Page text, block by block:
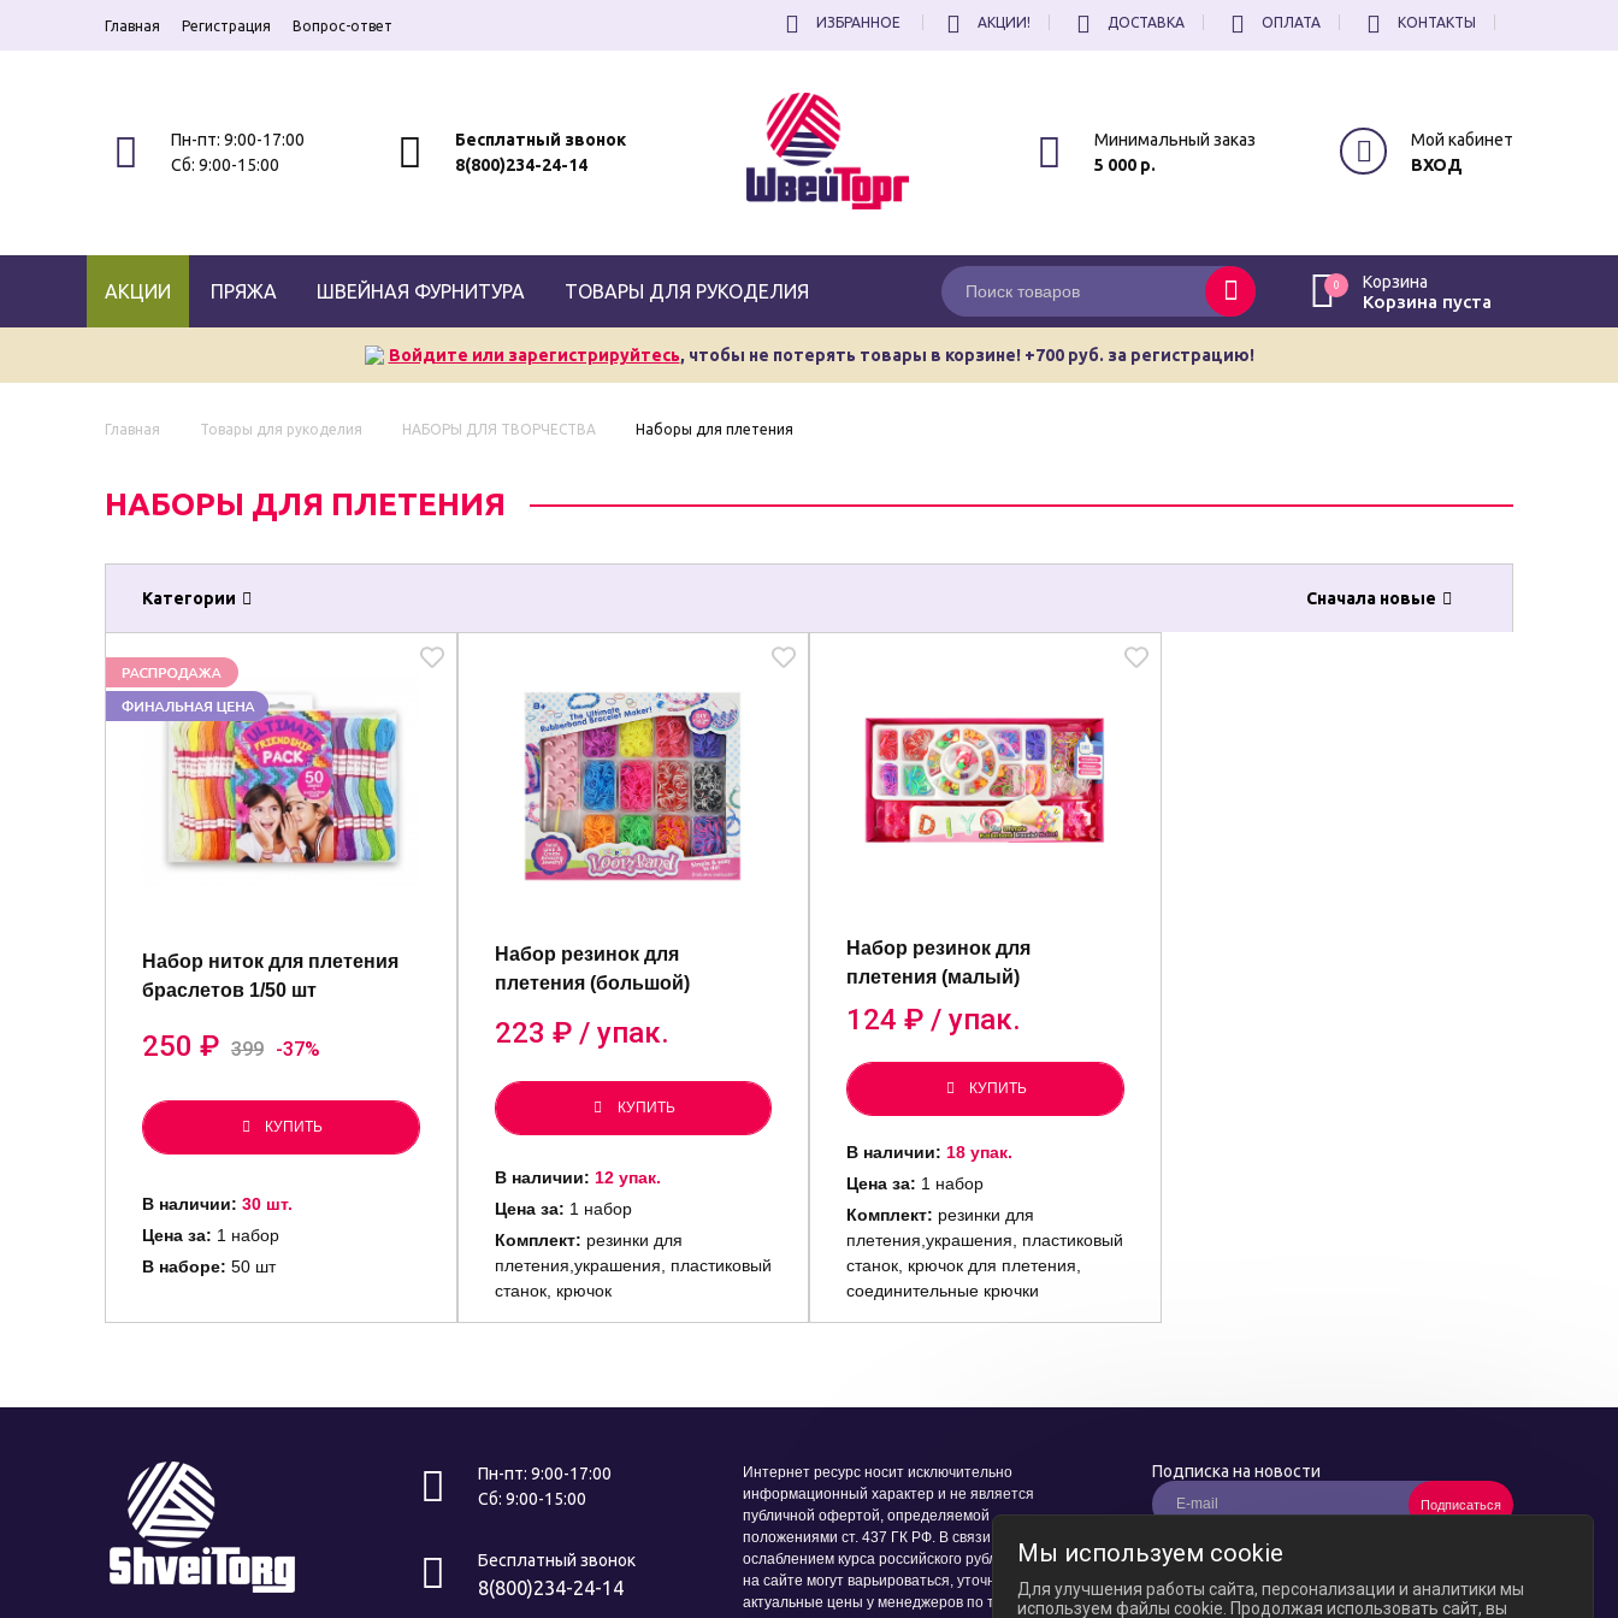
Главная Регистрация Вопрос-ответ ИЗБРАННОЕ АКЦИИ! ДОСТАВКА ОПЛАТА КОНТАКТЫ
Пн-пт: 9:00-17:00
Сб: 9:00-15:00
Бесплатный звонок
8(800)234-24-14
Минимальный заказ
5 000 р.
Мой кабинет
ВХОД
АКЦИИ ПРЯЖА ШВЕЙНАЯ ФУРНИТУРА ТОВАРЫ ДЛЯ РУКОДЕЛИЯ 0 Корзина
Корзина пуста
Войдите или зарегистрируйтесь, чтобы не потерять товары в корзине! +700 руб. за регистрацию!
Главная Товары для рукоделия НАБОРЫ ДЛЯ ТВОРЧЕСТВА Наборы для плетения
НАБОРЫ ДЛЯ ПЛЕТЕНИЯ
Категории Сначала новые
Набор ниток для плетения
браслетов 1/50 шт
250 ₽ 399 -37%
КУПИТЬ
В наличии: 30 шт.
Цена за: 1 набор
В наборе: 50 шт
Набор резинок для
плетения (большой)
223 ₽ / упак.
КУПИТЬ
В наличии: 12 упак.
Цена за: 1 набор
Комплект: резинки для
плетения,украшения, пластиковый
станок, крючок
Набор резинок для
плетения (малый)
124 ₽ / упак.
КУПИТЬ
В наличии: 18 упак.
Цена за: 1 набор
Комплект: резинки для
плетения,украшения, пластиковый
станок, крючок для плетения,
соединительные крючки
Пн-пт: 9:00-17:00
Сб: 9:00-15:00
Бесплатный звонок
8(800)234-24-14
Интернет ресурс носит исключительно
информационный характер и не является
публичной офертой, определяемой
положениями ст. 437 ГК РФ. В связи с
ослаблением курса российского рубля цены
на сайте могут варьироваться, уточняйте
актуальные цены у менеджеров по телефону.
Подписка на новости
Подписаться
сусловиями обработки персональных данных
принимаете нашуполитику конфиденциальности
Мы используем cookie
Для улучшения работы сайта, персонализации и аналитики мы
используем файлы cookie. Продолжая использовать сайт, вы